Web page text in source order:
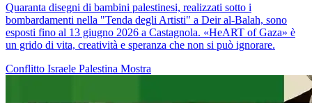
Quaranta disegni di bambini palestinesi, realizzati sotto i
bombardamenti nella "Tenda degli Artisti" a Deir al-Balah, sono
esposti fino al 13 giugno 2026 a Castagnola. «HeART of Gaza» è
un grido di vita, creatività e speranza che non si può ignorare.
Conflitto Israele Palestina Mostra